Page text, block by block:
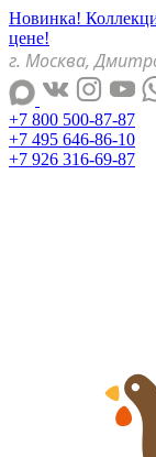
Новинка!
цене!
г. Москва,
+7 800 500-87-87
+7 495 646-86-10
+7 926 316-69-87